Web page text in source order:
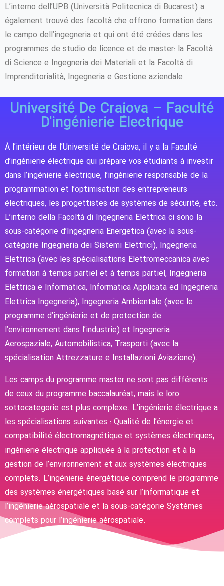
L’interno dell’UPB (Università Politecnica di Bucarest) a
également trouvé des facoltà che offrono formation dans
le campo dell’ingegneria et qui ont été créées dans les
programmes de studio de licence et de master: la Facoltà
di Science e Ingegneria dei Materiali et la Facoltà di
Imprenditorialità, Ingegneria e Gestione aziendale.
Université De Craiova – Faculté
D'ingénierie Électrique
À l’intérieur de l’Université de Craiova, il y a la Faculté
d’ingénierie électrique qui prépare vos étudiants à investir
dans l’ingénierie électrique, l’ingénierie responsable de la
programmation et l’optimisation des entrepreneurs
électriques, les progettistes de systèmes de sécurité, etc.
L’interno della Facoltà di Ingegneria Elettrica ci sono la
sous-catégorie d’Ingegneria Energetica (avec la sous-
catégorie Ingegneria dei Sistemi Elettrici), Ingegneria
Elettrica (avec les spécialisations Elettromeccanica avec
formation à temps partiel et à temps partiel, Ingegneria
Elettrica e Informatica, Informatica Applicata ed Ingegneria
Elettrica Ingegneria), Ingegneria Ambientale (avec le
programme d’ingénierie et de protection de
l’environnement dans l’industrie) et Ingegneria
Aerospaziale, Automobilistica, Trasporti (avec la
spécialisation Attrezzature e Installazioni Aviazione).
Les camps du programme master ne sont pas différents
de ceux du programme baccalauréat, mais le loro
sottocategorie est plus complexe. L’ingénierie électrique a
les spécialisations suivantes : Qualité de l’énergie et
compatibilité électromagnétique et systèmes électriques,
ingénierie électrique appliquée à la protection et à la
gestion de l’environnement et aux systèmes électriques
complets. L’ingénierie énergétique comprend le programme
des systèmes énergétiques basé sur l’informatique et
l’ingénierie aérospatiale et la sous-catégorie Systèmes
complets pour l’ingénierie aérospatiale.